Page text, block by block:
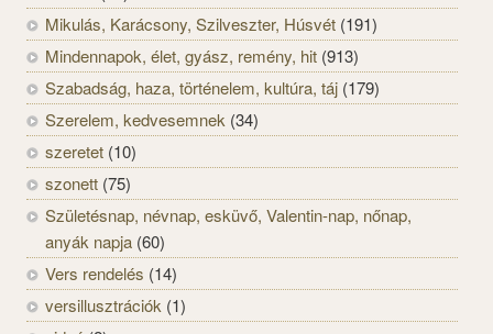
Mikulás, Karácsony, Szilveszter, Húsvét (191)
Mindennapok, élet, gyász, remény, hit (913)
Szabadság, haza, történelem, kultúra, táj (179)
Szerelem, kedvesemnek (34)
szeretet (10)
szonett (75)
Születésnap, névnap, esküvő, Valentin-nap, nőnap,
anyák napja (60)
Vers rendelés (14)
versillusztrációk (1)